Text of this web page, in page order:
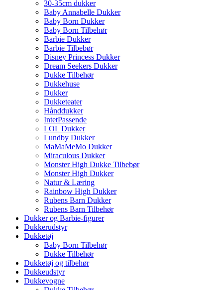
30-35cm dukker
Baby Annabelle Dukker
Baby Born Dukker
Baby Born Tilbehør
Barbie Dukker
Barbie Tilbebør
Disney Princess Dukker
Dream Seekers Dukker
Dukke Tilbehør
Dukkehuse
Dukker
Dukketeater
Hånddukker
IntetPassende
LOL Dukker
Lundby Dukker
MaMaMeMo Dukker
Miraculous Dukker
Monster High Dukke Tilbebør
Monster High Dukker
Natur & Læring
Rainbow High Dukker
Rubens Barn Dukker
Rubens Barn Tilbehør
Dukker og Barbie-figurer
Dukkerudstyr
Dukketøj
Baby Born Tilbehør
Dukke Tilbehør
Dukketøj og tilbehør
Dukkeudstyr
Dukkevogne